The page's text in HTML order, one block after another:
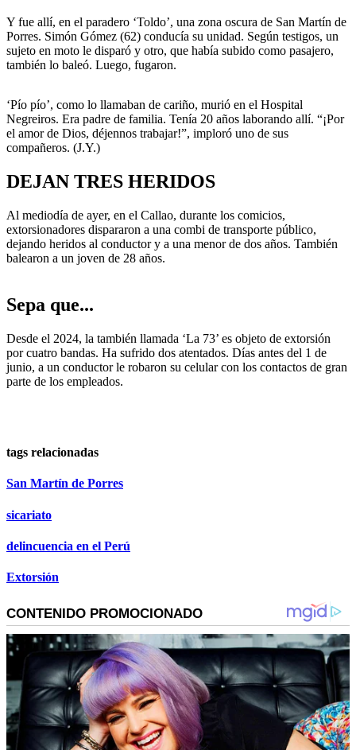
Y fue allí, en el paradero ‘Toldo’, una zona oscura de San Martín de
Porres. Simón Gómez (62) conducía su unidad. Según testigos, un
sujeto en moto le disparó y otro, que había subido como pasajero,
también lo baleó. Luego, fugaron.
‘Pío pío’, como lo llamaban de cariño, murió en el Hospital
Negreiros. Era padre de familia. Tenía 20 años laborando allí. “¡Por
el amor de Dios, déjennos trabajar!”, imploró uno de sus
compañeros. (J.Y.)
DEJAN TRES HERIDOS
Al mediodía de ayer, en el Callao, durante los comicios,
extorsionadores dispararon a una combi de transporte público,
dejando heridos al conductor y a una menor de dos años. También
balearon a un joven de 28 años.
Sepa que...
Desde el 2024, la también llamada ‘La 73’ es objeto de extorsión
por cuatro bandas. Ha sufrido dos atentados. Días antes del 1 de
junio, a un conductor le robaron su celular con los contactos de gran
parte de los empleados.
tags relacionadas
San Martín de Porres
sicariato
delincuencia en el Perú
Extorsión